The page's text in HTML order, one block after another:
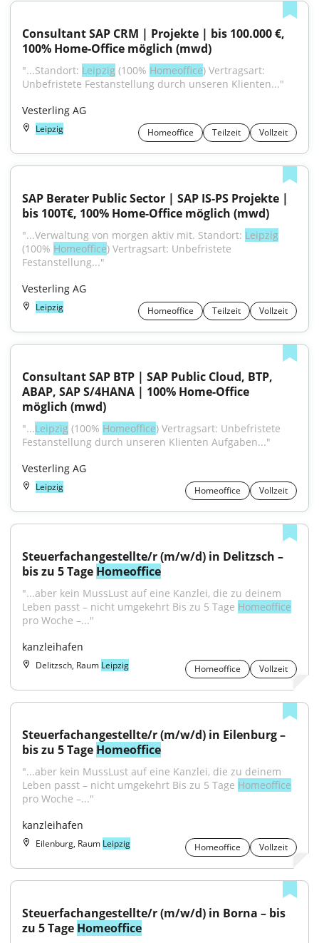
Consultant SAP CRM | Projekte | bis 100.000 €,
100% Home-Office möglich (mwd)
"...Standort: Leipzig (100% Homeoffice) Vertragsart:
Unbefristete Festanstellung durch unseren Klienten..."
Vesterling AG
Leipzig Homeoffice Teilzeit Vollzeit
SAP Berater Public Sector | SAP IS-PS Projekte |
bis 100T€, 100% Home-Office möglich (mwd)
"...Verwaltung von morgen aktiv mit. Standort: Leipzig
(100% Homeoffice) Vertragsart: Unbefristete
Festanstellung..."
Vesterling AG
Leipzig Homeoffice Teilzeit Vollzeit
Consultant SAP BTP | SAP Public Cloud, BTP,
ABAP, SAP S/4HANA | 100% Home-Office
möglich (mwd)
"...Leipzig (100% Homeoffice) Vertragsart: Unbefristete
Festanstellung durch unseren Klienten Aufgaben..."
Vesterling AG
Leipzig Homeoffice Vollzeit
Steuerfachangestellte/r (m/w/d) in Delitzsch –
bis zu 5 Tage Homeoffice
"...aber kein MussLust auf eine Kanzlei, die zu deinem
Leben passt – nicht umgekehrt Bis zu 5 Tage Homeoffice
pro Woche –..."
kanzleihafen
Delitzsch, Raum Leipzig Homeoffice Vollzeit
Steuerfachangestellte/r (m/w/d) in Eilenburg –
bis zu 5 Tage Homeoffice
"...aber kein MussLust auf eine Kanzlei, die zu deinem
Leben passt – nicht umgekehrt Bis zu 5 Tage Homeoffice
pro Woche –..."
kanzleihafen
Eilenburg, Raum Leipzig Homeoffice Vollzeit
Steuerfachangestellte/r (m/w/d) in Borna – bis
zu 5 Tage Homeoffice